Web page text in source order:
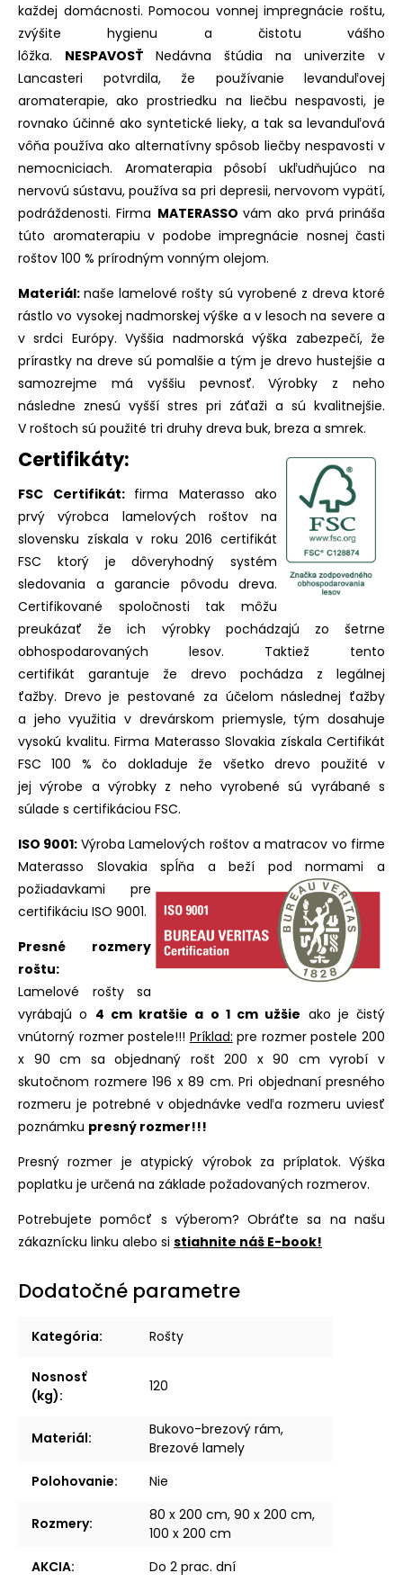
každej domácnosti. Pomocou vonnej impregnácie roštu,
zvýšite hygienu a čistotu vášho
lôžka. NESPAVOSŤ Nedávna štúdia na univerzite v
Lancasteri potvrdila, že používanie levanduľovej
aromaterapie, ako prostriedku na liečbu nespavosti, je
rovnako účinné ako syntetické lieky, a tak sa levanduľová
vôňa používa ako alternatívny spôsob liečby nespavosti v
nemocniciach. Aromaterapia pôsobí ukľudňujúco na
nervovú sústavu, používa sa pri depresii, nervovom vypätí,
podráždenosti. Firma MATERASSOvám ako prvá prináša
túto aromaterapiu v podobe impregnácie nosnej časti
roštov 100 % prírodným vonným olejom.
Materiál:naše lamelové rošty sú vyrobené z dreva ktoré
rástlo vo vysokej nadmorskej výške a v lesoch na severe a
v srdci Európy. Vyššia nadmorská výška zabezpečí, že
prírastky na dreve sú pomalšie a tým je drevo hustejšie a
samozrejme má vyššiu pevnosť. Výrobky z neho
následne znesú vyšší stres pri záťaži a sú kvalitnejšie.
V roštoch sú použité tri druhy dreva buk, breza a smrek.
Certifikáty:
FSC Certifikát: firma Materasso ako
prvý výrobca lamelových roštov na
slovensku získala v roku 2016 certifikát
FSC ktorý je dôveryhodný systém
sledovania a garancie pôvodu dreva.
Certifikované spoločnosti tak môžu
preukázať že ich výrobky pochádzajú zo šetrne
obhospodarovaných lesov. Taktiež tento
certifikát garantuje že drevo pochádza z legálnej
ťažby. Drevo je pestované za účelom následnej ťažby
a jeho využitia v drevárskom priemysle, tým dosahuje
vysokú kvalitu. Firma Materasso Slovakia získala Certifikát
FSC 100 % čo dokladuje že všetko drevo použité v
jej výrobe a výrobky z neho vyrobené sú vyrábané s
súlade s certifikáciou FSC.
ISO 9001: Výroba Lamelových roštov a matracov vo firme
Materasso Slovakia spĺňa a beží pod normami a
požiadavkami pre
certifikáciu ISO 9001.
Presné rozmery
roštu:
Lamelové rošty sa
vyrábajú o 4 cm kratšie a o 1 cm užšie ako je čistý
vnútorný rozmer postele!!! Príklad: pre rozmer postele 200
x 90 cm sa objednaný rošt 200 x 90 cm vyrobí v
skutočnom rozmere 196 x 89 cm. Pri objednaní presného
rozmeru je potrebné v objednávke vedľa rozmeru uviesť
poznámku presný rozmer!!!
Presný rozmer je atypický výrobok za príplatok. Výška
poplatku je určená na základe požadovaných rozmerov.
Potrebujete pomôcť s výberom? Obráťte sa na našu
zákaznícku linku alebo si stiahnite náš E-book!
Dodatočné parametre
Kategória: Rošty
Nosnosť
(kg):
120
Materiál:
Bukovo-brezový rám,
Brezové lamely
Polohovanie: Nie
Rozmery:
80 x 200 cm, 90 x 200 cm,
100 x 200 cm
AKCIA: Do 2 prac. dní